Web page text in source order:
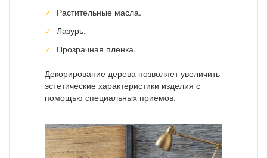
Растительные масла.
Лазурь.
Прозрачная пленка.
Декорирование дерева позволяет увеличить
эстетические характеристики изделия с
помощью специальных приемов.